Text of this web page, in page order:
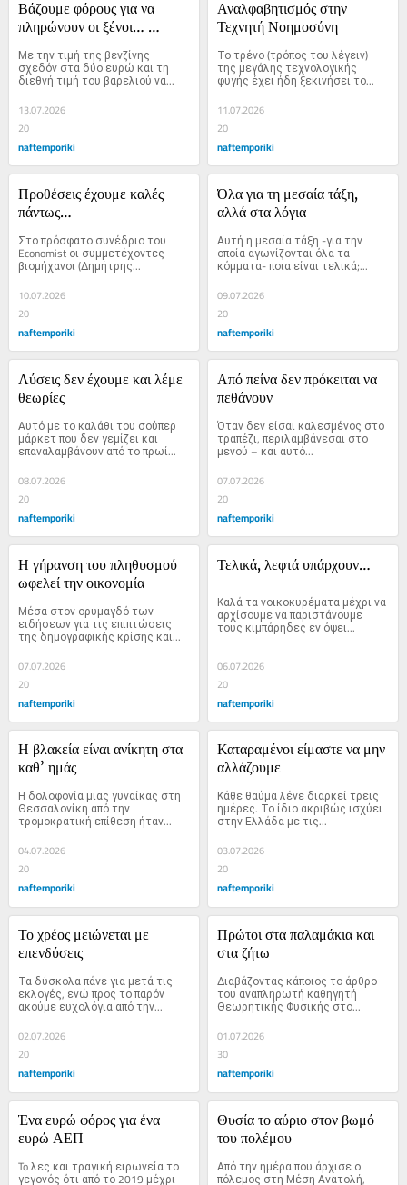
Βάζουμε φόρους για να
πληρώνουν οι ξένοι…
Με την τιμή της βενζίνης
σχεδόν στα δύο ευρώ και τη
διεθνή τιμή του βαρελιού να...
13.07.2026
20
naftemporiki
Αναλφαβητισμός στην
Τεχνητή Νοημοσύνη
Το τρένο (τρόπος του λέγειν)
της μεγάλης τεχνολογικής
φυγής έχει ήδη ξεκινήσει το...
11.07.2026
20
naftemporiki
Προθέσεις έχουμε καλές
πάντως…
Στο πρόσφατο συνέδριο του
Economist οι συμμετέχοντες
βιομήχανοι (Δημήτρης...
10.07.2026
20
naftemporiki
Όλα για τη μεσαία τάξη,
αλλά στα λόγια
Αυτή η μεσαία τάξη -για την
οποία αγωνίζονται όλα τα
κόμματα- ποια είναι τελικά;...
09.07.2026
20
naftemporiki
Λύσεις δεν έχουμε και λέμε
θεωρίες
Αυτό με το καλάθι του σούπερ
μάρκετ που δεν γεμίζει και
επαναλαμβάνουν από το πρωί...
08.07.2026
20
naftemporiki
Από πείνα δεν πρόκειται να
πεθάνουν
Όταν δεν είσαι καλεσμένος στο
τραπέζι, περιλαμβάνεσαι στο
μενού – και αυτό...
07.07.2026
20
naftemporiki
Η γήρανση του πληθυσμού
ωφελεί την οικονομία
Μέσα στον ορυμαγδό των
ειδήσεων για τις επιπτώσεις
της δημογραφικής κρίσης και...
07.07.2026
20
naftemporiki
Τελικά, λεφτά υπάρχουν…
Καλά τα νοικοκυρέματα μέχρι να
αρχίσουμε να παριστάνουμε
τους κιμπάρηδες εν όψει...
06.07.2026
20
naftemporiki
Η βλακεία είναι ανίκητη στα
καθ’ ημάς
Η δολοφονία μιας γυναίκας στη
Θεσσαλονίκη από την
τρομοκρατική επίθεση ήταν...
04.07.2026
20
naftemporiki
Καταραμένοι είμαστε να μην
αλλάζουμε
Κάθε θαύμα λένε διαρκεί τρεις
ημέρες. Το ίδιο ακριβώς ισχύει
στην Ελλάδα με τις...
03.07.2026
20
naftemporiki
Το χρέος μειώνεται με
επενδύσεις
Τα δύσκολα πάνε για μετά τις
εκλογές, ενώ προς το παρόν
ακούμε ευχολόγια από την...
02.07.2026
20
naftemporiki
Πρώτοι στα παλαμάκια και
στα ζήτω
Διαβάζοντας κάποιος το άρθρο
του αναπληρωτή καθηγητή
Θεωρητικής Φυσικής στο...
01.07.2026
30
naftemporiki
Ένα ευρώ φόρος για ένα
ευρώ ΑΕΠ
To λες και τραγική ειρωνεία το
γεγονός ότι από το 2019 μέχρι
Θυσία το αύριο στον βωμό
του πολέμου
Από την ημέρα που άρχισε ο
πόλεμος στη Μέση Ανατολή,